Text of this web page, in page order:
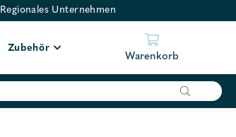
Regionales Unternehmen
Zubehör
Warenkorb